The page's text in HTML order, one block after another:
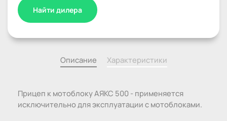
Найти дилера
Описание Характеристики
Прицеп к мотоблоку АЯКС 500 - применяется
исключительно для эксплуатации с мотоблоками.